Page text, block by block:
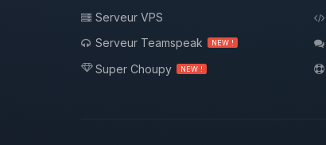
Serveur VPS
Serveur Teamspeak
NEW !
Super Choupy NEW !